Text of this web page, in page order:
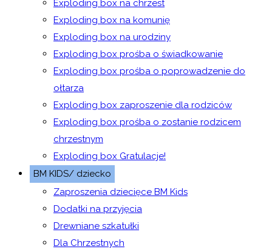
Exploding box na chrzest
Exploding box na komunię
Exploding box na urodziny
Exploding box prośba o świadkowanie
Exploding box prośba o poprowadzenie do
ołtarza
Exploding box zaproszenie dla rodziców
Exploding box prośba o zostanie rodzicem
chrzestnym
Exploding box Gratulacje!
BM KIDS/ dziecko
Zaproszenia dziecięce BM Kids
Dodatki na przyjęcia
Drewniane szkatułki
Dla Chrzestnych